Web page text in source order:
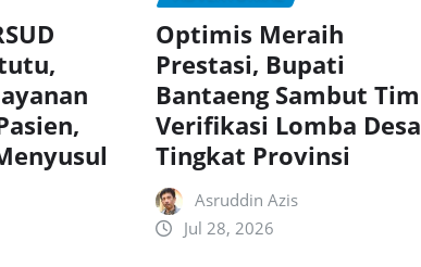
Optimis Meraih
Prestasi, Bupati
Bantaeng Sambut Tim
Verifikasi Lomba Desa
Tingkat Provinsi
Asruddin Azis
Jul 28, 2026